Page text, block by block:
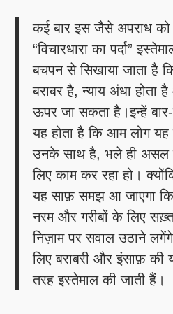
कई बार इस जैसे अपराध
“विचारधारा का पर्दा”
बचपन से सिखाया जाता है
बराबर है, न्याय अंधा
ऊपर जा सकता है।इन्हें
यह होता है कि आम लोग यह
उनके साथ है, भले ही असल
लिए काम कर रहा हो।
यह साफ़ समझ आ जाएगा कि
नरम और गरीबों के लिए
निज़ाम पर सवाल उठाने
लिए बराबरी और इंसाफ़ की
तरह इस्तेमाल की जाती हैं।